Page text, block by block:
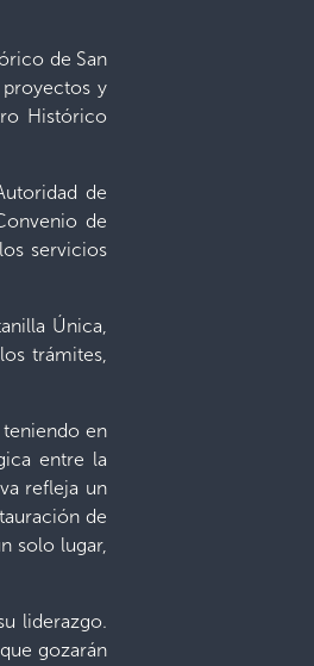
de San
y
Histórico
de
de
servicios
Única,
trámites,
en
entre la
refleja un
de
solo lugar,
liderazgo.
gozarán